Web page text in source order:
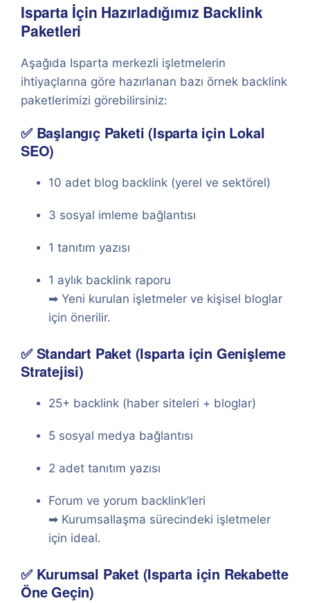
Isparta İçin Hazırladığımız Backlink
Paketleri
Aşağıda Isparta merkezli işletmelerin
ihtiyaçlarına göre hazırlanan bazı örnek backlink
paketlerimizi görebilirsiniz:
✅ Başlangıç Paketi (Isparta için Lokal
SEO)
10 adet blog backlink (yerel ve sektörel)
3 sosyal imleme bağlantısı
1 tanıtım yazısı
1 aylık backlink raporu
➡ Yeni kurulan işletmeler ve kişisel bloglar
için önerilir.
✅ Standart Paket (Isparta için Genişleme
Stratejisi)
25+ backlink (haber siteleri + bloglar)
5 sosyal medya bağlantısı
2 adet tanıtım yazısı
Forum ve yorum backlink’leri
➡ Kurumsallaşma sürecindeki işletmeler
için ideal.
✅ Kurumsal Paket (Isparta için Rekabette
Öne Geçin)